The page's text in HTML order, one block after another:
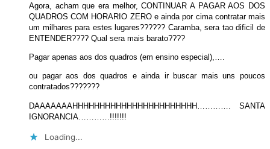
Agora, acham que era melhor, CONTINUAR A PAGAR AOS DOS
QUADROS COM HORARIO ZERO e ainda por cima contratar mais
um milhares para estes lugares?????? Caramba, sera tao dificil de
ENTENDER???? Qual sera mais barato????
Pagar apenas aos dos quadros (em ensino especial),….
ou pagar aos dos quadros e ainda ir buscar mais uns poucos
contratados???????
DAAAAAAAHHHHHHHHHHHHHHHHHHHHHHH…………. SANTA
IGNORANCIA…………!!!!!!!
Loading...